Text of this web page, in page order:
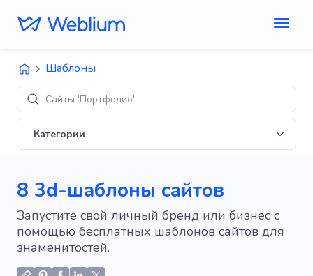
Шаблоны
Дизайны '
Категории
8 3d-шаблоны сайтов
Запустите свой личный бренд или бизнес с
помощью бесплатных шаблонов сайтов для
знаменитостей.